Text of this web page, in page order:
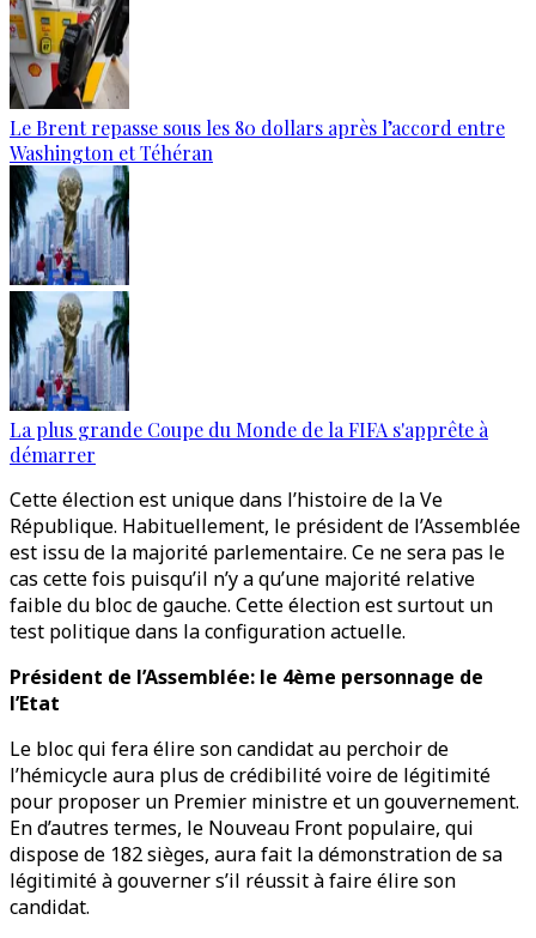
Le Brent repasse sous les 80 dollars après l’accord entre
Washington et Téhéran
La plus grande Coupe du Monde de la FIFA s'apprête à
démarrer
Cette élection est unique dans l’histoire de la Ve
République. Habituellement, le président de l’Assemblée
est issu de la majorité parlementaire. Ce ne sera pas le
cas cette fois puisqu’il n’y a qu’une majorité relative
faible du bloc de gauche. Cette élection est surtout un
test politique dans la configuration actuelle.
Président de l’Assemblée: le 4ème personnage de
l’Etat
Le bloc qui fera élire son candidat au perchoir de
l’hémicycle aura plus de crédibilité voire de légitimité
pour proposer un Premier ministre et un gouvernement.
En d’autres termes, le Nouveau Front populaire, qui
dispose de 182 sièges, aura fait la démonstration de sa
légitimité à gouverner s’il réussit à faire élire son
candidat.